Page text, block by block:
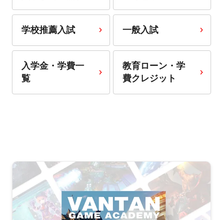
学校推薦入試 一般入試
入学金・学費一
覧
教育ローン・学
費クレジット